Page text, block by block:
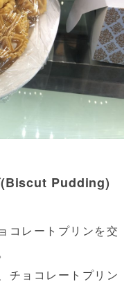
(Biscut Pudding)
コレートプリンを交
チョコレートプリン